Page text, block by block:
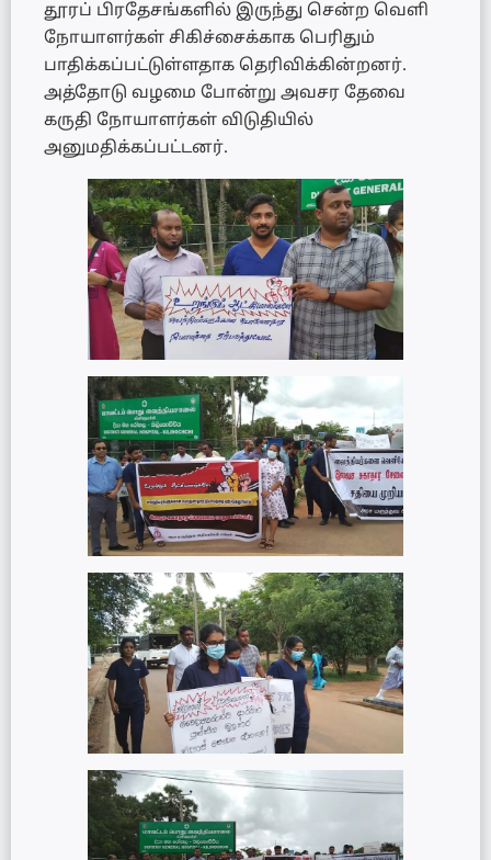
தூரப் பிரதேசங்களில் இருந்து சென்ற வெளி
நோயாளர்கள் சிகிச்சைக்காக பெரிதும்
பாதிக்கப்பட்டுள்ளதாக தெரிவிக்கின்றனர்.
அத்தோடு வழமை போன்று அவசர தேவை
கருதி நோயாளர்கள் விடுதியில்
அனுமதிக்கப்பட்டனர்.